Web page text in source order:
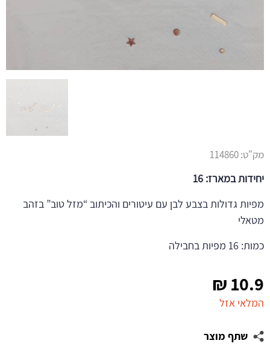
10.9
₪
המלאי אזל
שתף מוצר
מק"ט:114860
יחידות במארז: 16
מפיות גדולות בצבע לבן עם עיטורים והכיתוב “מזל טוב” בזהב
מטאלי
כמות: 16 מפיות בחבילה